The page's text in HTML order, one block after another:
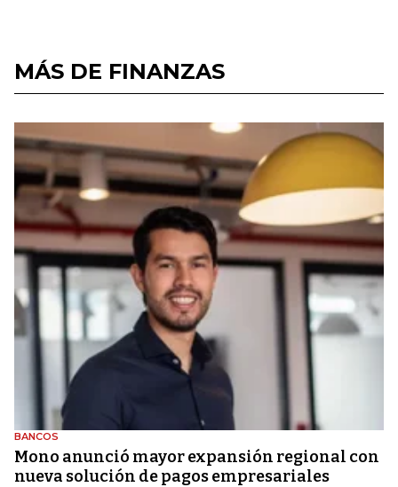
MÁS DE FINANZAS
BANCOS
Mono anunció mayor expansión regional con
nueva solución de pagos empresariales